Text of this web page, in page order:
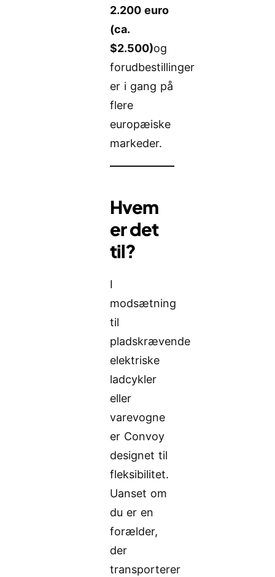
2.200 euro
(ca.
$2.500)og
forudbestillinger
er i gang på
flere
europæiske
markeder.
Hvem
er det
til?
I
modsætning
til
pladskrævende
elektriske
ladcykler
eller
varevogne
er Convoy
designet til
fleksibilitet.
Uanset om
du er en
forælder,
der
transporterer